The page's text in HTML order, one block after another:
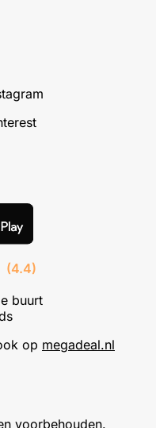
(4.4)
buurt
op megadeal.nl
voorbehouden.